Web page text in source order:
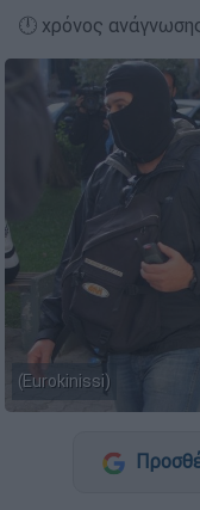
🕛 χρόνος
(Eurokinissi)